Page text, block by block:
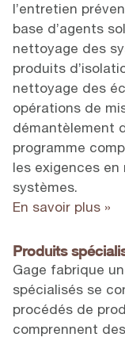
l’entretien
base d’agents
nettoyage des
produits
nettoyage des
opérations de
démantèlement
programme
les exigences
systèmes.
En savoir plus »
Produits
Gage fabrique
spécialisés se
procédés de
comprennent